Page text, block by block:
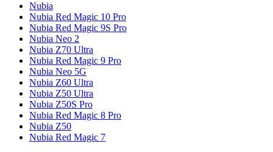
Nubia
Nubia Red Magic 10 Pro
Nubia Red Magic 9S Pro
Nubia Neo 2
Nubia Z70 Ultra
Nubia Red Magic 9 Pro
Nubia Neo 5G
Nubia Z60 Ultra
Nubia Z50 Ultra
Nubia Z50S Pro
Nubia Red Magic 8 Pro
Nubia Z50
Nubia Red Magic 7